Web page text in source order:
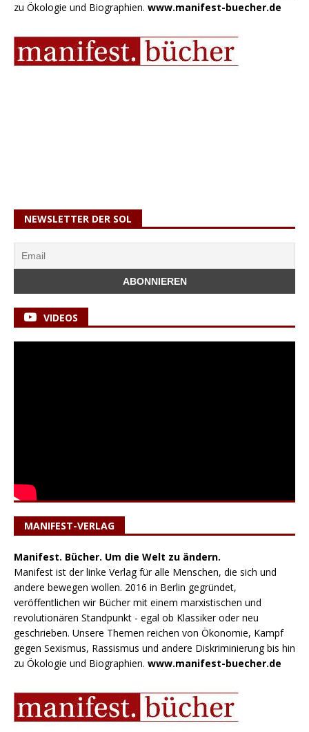
zu Ökologie und Biographien. www.manifest-buecher.de
NEWSLETTER DER SOL
VIDEOS
MANIFEST-VERLAG
Manifest. Bücher. Um die Welt zu ändern.
Manifest ist der linke Verlag für alle Menschen, die sich und
andere bewegen wollen. 2016 in Berlin gegründet,
veröffentlichen wir Bücher mit einem marxistischen und
revolutionären Standpunkt - egal ob Klassiker oder neu
geschrieben. Unsere Themen reichen von Ökonomie, Kampf
gegen Sexismus, Rassismus und andere Diskriminierung bis hin
zu Ökologie und Biographien. www.manifest-buecher.de